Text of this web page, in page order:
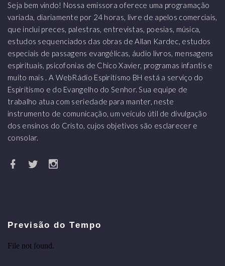
Seja bem vindo! Nossa emissora oferece uma programação
variada, diariamente por 24 horas, livre de apelos comerciais,
que inclui preces, palestras, entrevistas, poesias, música,
estudos sequenciados das obras de Allan Kardec, estudos
especiais de passagens evangélicas, áudio livros, mensagens
espirituais, psicofonias de Chico Xavier, programas infantis e
muito mais . A WebRádio Espiritismo BH está a serviço do
Espiritismo e do Evangelho do Senhor. Sua equipe de
trabalho atua com seriedade para manter, neste
instrumento de comunicação, um veículo útil de divulgação
dos ensinos do Cristo, cujos objetivos são esclarecer e
consolar.
Previsão do Tempo